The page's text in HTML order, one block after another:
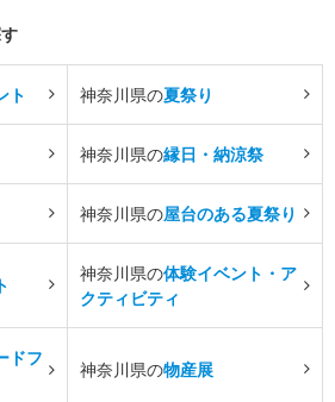
ト 神奈川県の夏祭り
神奈川県の縁日・納涼祭
神奈川県の屋台のある夏祭り
神奈川県の体験イベント・ア
クティビティ
ドフ
神奈川県の物産展